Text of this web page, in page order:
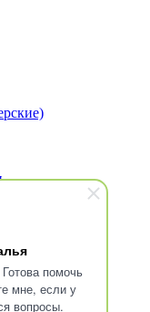
помочь
мне, если у
вопросы.